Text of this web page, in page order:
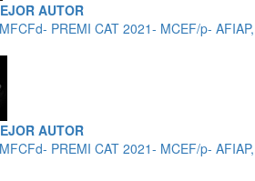
AUTOR
PREMI CAT 2021- MCEF/p- AFIAP,
AUTOR
PREMI CAT 2021- MCEF/p- AFIAP,